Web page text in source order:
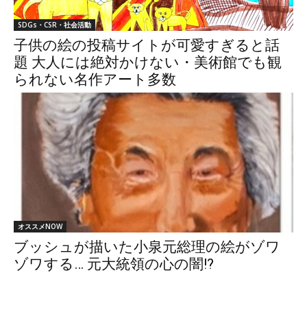
SDGs・CSR・社会活動
子供の絵の投稿サイトが可愛すぎると話
題 大人には絶対かけない・美術館でも観
られない名作アート多数
オススメNOW
ブッシュが描いた小泉元総理の絵がゾワ
ゾワする… 元大統領の心の闇!?